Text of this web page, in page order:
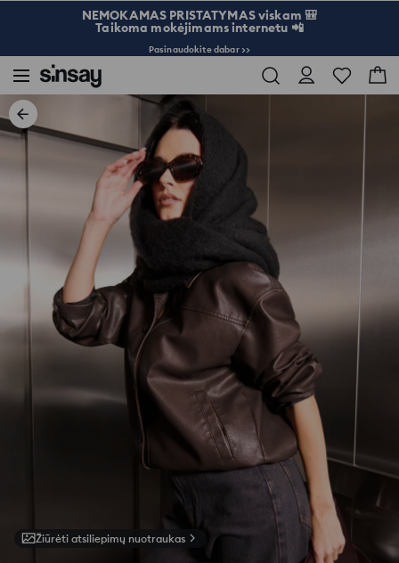
NEMOKAMAS PRISTATYMAS viskam 🎒
Taikoma mokėjimams internetu 📲
Pasinaudokite dabar >>
Žiūrėti atsiliepimų nuotraukas